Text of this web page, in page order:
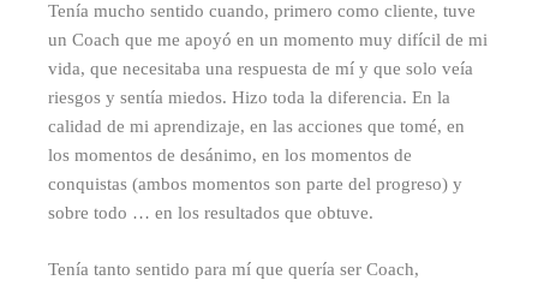
Tenía mucho sentido cuando, primero como cliente, tuve
un Coach que me apoyó en un momento muy difícil de mi
vida, que necesitaba una respuesta de mí y que solo veía
riesgos y sentía miedos. Hizo toda la diferencia. En la
calidad de mi aprendizaje, en las acciones que tomé, en
los momentos de desánimo, en los momentos de
conquistas (ambos momentos son parte del progreso) y
sobre todo … en los resultados que obtuve.
Tenía tanto sentido para mí que quería ser Coach,